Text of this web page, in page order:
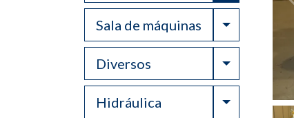
Sala de máquinas Toggle
Diversos Toggle
Hidráulica Toggle